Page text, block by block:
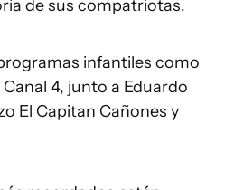
de sus compatriotas.
infantiles como
Canal 4, junto a Eduardo
El Capitan Cañones y